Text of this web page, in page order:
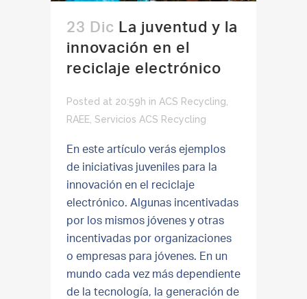
23 Dic La juventud y la
innovación en el
reciclaje electrónico
Posted at 20:59h in ACS Recycling
RAEE Servicios ACS Recycling
En este artículo verás ejemplos
de iniciativas juveniles para la
innovación en el reciclaje
electrónico. Algunas incentivadas
por los mismos jóvenes y otras
incentivadas por organizaciones
o empresas para jóvenes. En un
mundo cada vez más dependiente
de la tecnología, la generación de